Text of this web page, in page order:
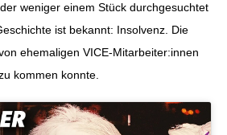
weniger einem Stück durchgesuchtet
ist bekannt: Insolvenz. Die
ehemaligen VICE-Mitarbeiter:innen
kommen konnte.